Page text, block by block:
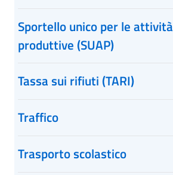
Sportello unico per le attività
produttive (SUAP)
Tassa sui rifiuti (TARI)
Traffico
Trasporto scolastico